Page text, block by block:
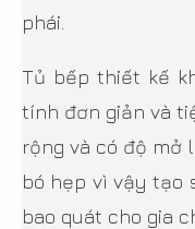
phái.
Tủ bếp thiết kế
tính đơn giản và
rộng và có độ mở
bó hẹp vì vậy tạo
bao quát cho gia